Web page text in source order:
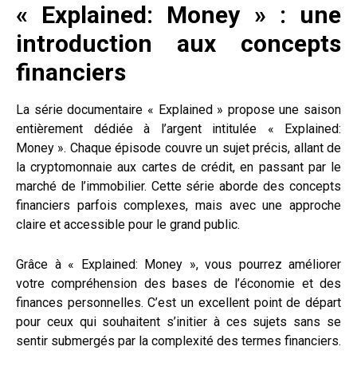
« Explained: Money » : une
introduction aux concepts
financiers
La série documentaire « Explained » propose une saison
entièrement dédiée à l’argent intitulée « Explained:
Money ». Chaque épisode couvre un sujet précis, allant de
la cryptomonnaie aux cartes de crédit, en passant par le
marché de l’immobilier. Cette série aborde des concepts
financiers parfois complexes, mais avec une approche
claire et accessible pour le grand public.
Grâce à « Explained: Money », vous pourrez améliorer
votre compréhension des bases de l’économie et des
finances personnelles. C’est un excellent point de départ
pour ceux qui souhaitent s’initier à ces sujets sans se
sentir submergés par la complexité des termes financiers.